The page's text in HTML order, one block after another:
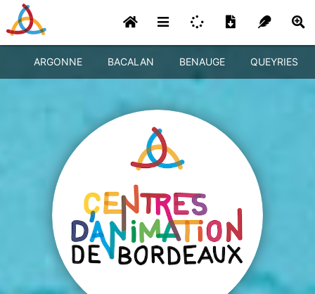
ARGONNE BACALAN BENAUGE QUEYRIES